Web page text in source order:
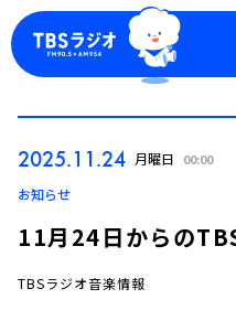
2025.11.24 月曜日 00:00
お知らせ
11月24日からの
TBSラジオ音楽情報